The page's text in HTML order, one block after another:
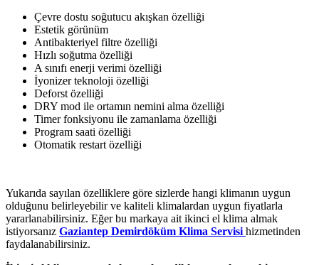
Çevre dostu soğutucu akışkan özelliği
Estetik görünüm
Antibakteriyel filtre özelliği
Hızlı soğutma özelliği
A sınıfı enerji verimi özelliği
İyonizer teknoloji özelliği
Deforst özelliği
DRY mod ile ortamın nemini alma özelliği
Timer fonksiyonu ile zamanlama özelliği
Program saati özelliği
Otomatik restart özelliği
Yukarıda sayılan özelliklere göre sizlerde hangi klimanın uygun
olduğunu belirleyebilir ve kaliteli klimalardan uygun fiyatlarla
yararlanabilirsiniz. Eğer bu markaya ait ikinci el klima almak
istiyorsanız Gaziantep Demirdöküm Klima Servisi hizmetinden
faydalanabilirsiniz.